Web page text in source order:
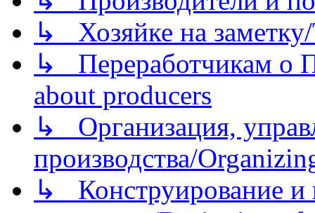
↳ Хозяйке на
↳ Переработчикам о
about producers
↳ Организация,
производства/
↳ Конструирование и